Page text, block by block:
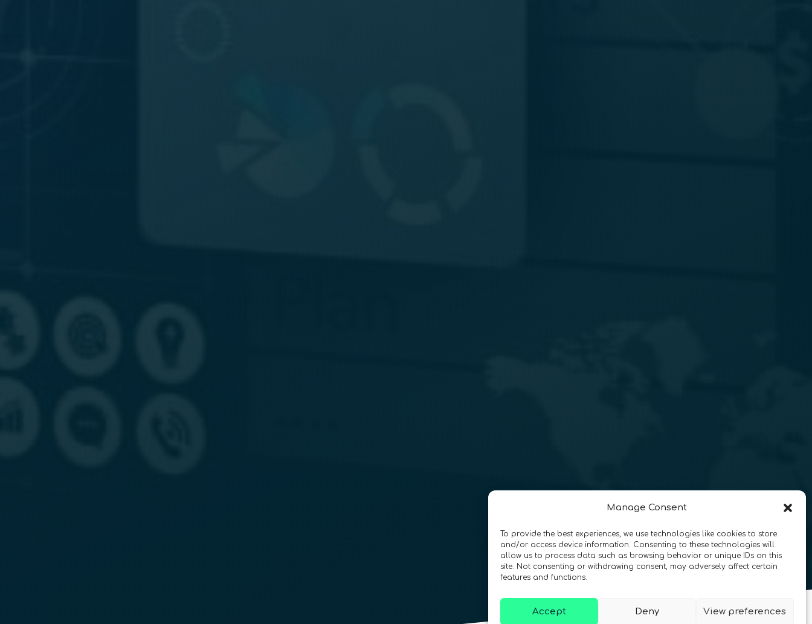
Manage Consent
To provide the best experiences, we use technologies like cookies to store
and/or access device information. Consenting to these technologies will
allow us to process data such as browsing behavior or unique IDs on this
site. Not consenting or withdrawing consent, may adversely affect certain
features and functions.
Accept Deny View preferences